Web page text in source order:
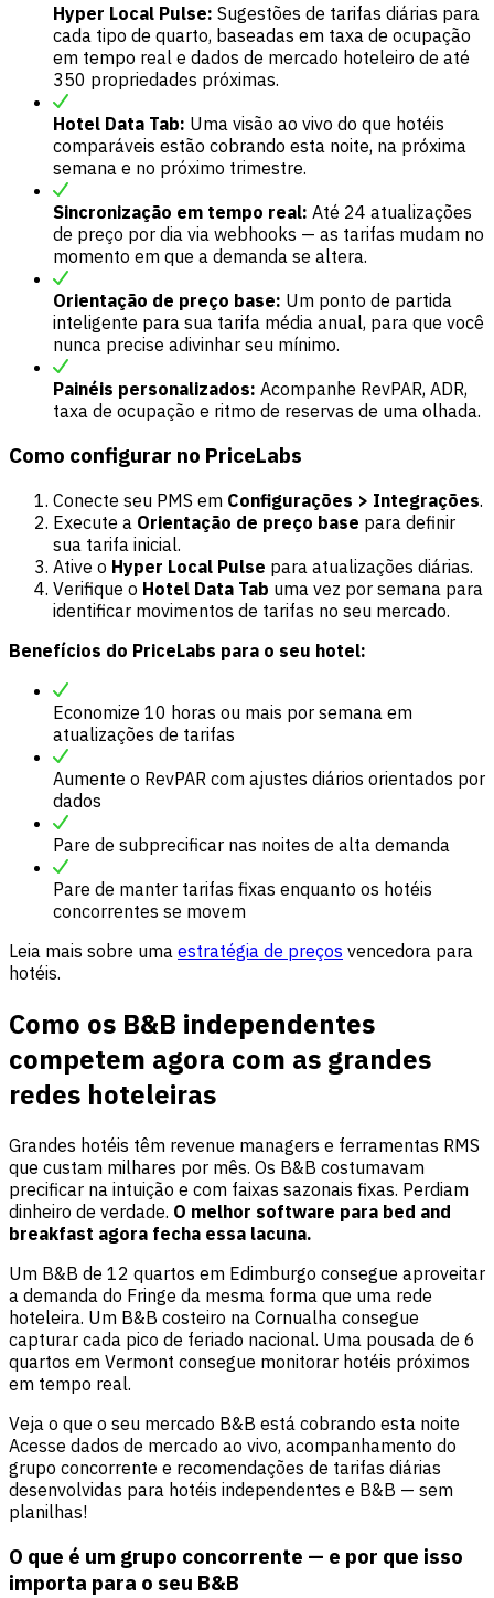
Hyper Local Pulse: Sugestões de tarifas diárias para
cada tipo de quarto, baseadas em taxa de ocupação
em tempo real e dados de mercado hoteleiro de até
350 propriedades próximas.
Hotel Data Tab: Uma visão ao vivo do que hotéis
comparáveis estão cobrando esta noite, na próxima
semana e no próximo trimestre.
Sincronização em tempo real: Até 24 atualizações
de preço por dia via webhooks — as tarifas mudam no
momento em que a demanda se altera.
Orientação de preço base: Um ponto de partida
inteligente para sua tarifa média anual, para que você
nunca precise adivinhar seu mínimo.
Painéis personalizados: Acompanhe RevPAR, ADR,
taxa de ocupação e ritmo de reservas de uma olhada.
Como configurar no PriceLabs
Conecte seu PMS em Configurações > Integrações.
Execute a Orientação de preço base para definir
sua tarifa inicial.
Ative o Hyper Local Pulse para atualizações diárias.
Verifique o Hotel Data Tab uma vez por semana para
identificar movimentos de tarifas no seu mercado.
Benefícios do PriceLabs para o seu hotel:
Economize 10 horas ou mais por semana em
atualizações de tarifas
Aumente o RevPAR com ajustes diários orientados por
dados
Pare de subprecificar nas noites de alta demanda
Pare de manter tarifas fixas enquanto os hotéis
concorrentes se movem
Leia mais sobre uma estratégia de preços vencedora para
hotéis.
Como os B&B independentes
competem agora com as grandes
redes hoteleiras
Grandes hotéis têm revenue managers e ferramentas RMS
que custam milhares por mês. Os B&B costumavam
precificar na intuição e com faixas sazonais fixas. Perdiam
dinheiro de verdade. O melhor software para bed and
breakfast agora fecha essa lacuna.
Um B&B de 12 quartos em Edimburgo consegue aproveitar
a demanda do Fringe da mesma forma que uma rede
hoteleira. Um B&B costeiro na Cornualha consegue
capturar cada pico de feriado nacional. Uma pousada de 6
quartos em Vermont consegue monitorar hotéis próximos
em tempo real.
Veja o que o seu mercado B&B está cobrando esta noite
Acesse dados de mercado ao vivo, acompanhamento do
grupo concorrente e recomendações de tarifas diárias
desenvolvidas para hotéis independentes e B&B — sem
planilhas!
O que é um grupo concorrente — e por que isso
importa para o seu B&B